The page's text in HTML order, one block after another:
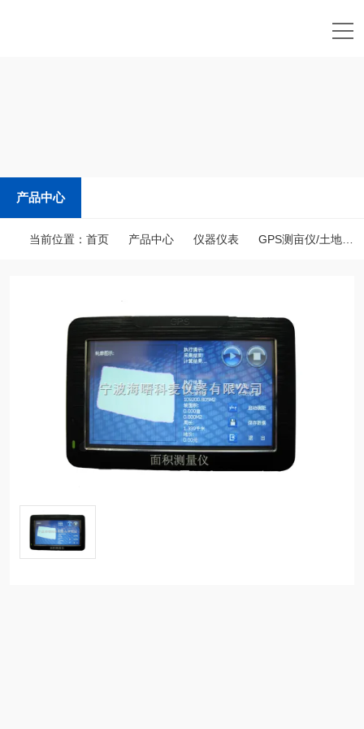
产品中心
当前位置： 首页 产品中心 仪器仪表 GPS测亩仪/土地面积测量仪